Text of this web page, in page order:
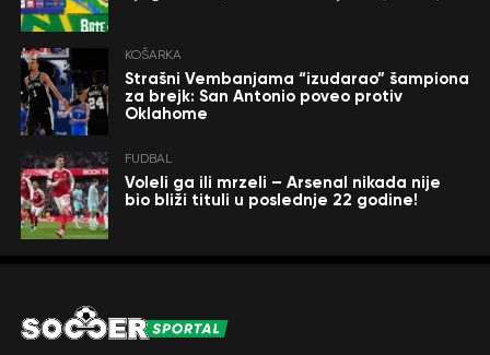
KOŠARKA
Strašni Vembanjama “izudarao” šampiona
za brejk: San Antonio poveo protiv
Oklahome
FUDBAL
Voleli ga ili mrzeli – Arsenal nikada nije
bio bliži tituli u poslednje 22 godine!